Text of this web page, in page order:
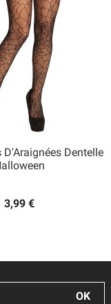
Dentelle
3,99 €
rapide